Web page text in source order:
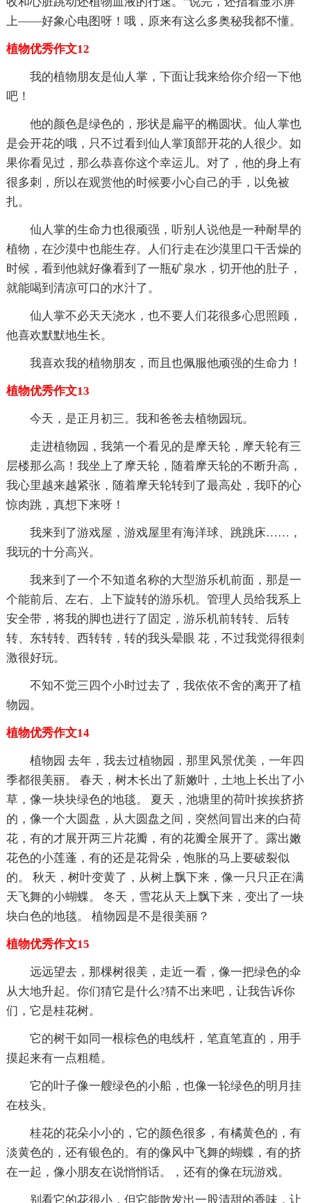
上——好象心电图呀！哦，原来有这么多奥秘我都不懂。
植物优秀作文12
我的植物朋友是仙人掌，下面让我来给你介绍一下他
吧！
他的颜色是绿色的，形状是扁平的椭圆状。仙人掌也
是会开花的哦，只不过看到仙人掌顶部开花的人很少。如
果你看见过，那么恭喜你这个幸运儿。对了，他的身上有
很多刺，所以在观赏他的时候要小心自己的手，以免被
扎。
仙人掌的生命力也很顽强，听别人说他是一种耐旱的
植物，在沙漠中也能生存。人们行走在沙漠里口干舌燥的
时候，看到他就好像看到了一瓶矿泉水，切开他的肚子，
就能喝到清凉可口的水汁了。
仙人掌不必天天浇水，也不要人们花很多心思照顾，
他喜欢默默地生长。
我喜欢我的植物朋友，而且也佩服他顽强的生命力！
植物优秀作文13
今天，是正月初三。我和爸爸去植物园玩。
走进植物园，我第一个看见的是摩天轮，摩天轮有三
层楼那么高！我坐上了摩天轮，随着摩天轮的不断升高，
我心里越来越紧张，随着摩天轮转到了最高处，我吓的心
惊肉跳，真想下来呀！
我来到了游戏屋，游戏屋里有海洋球、跳跳床……，
我玩的十分高兴。
我来到了一个不知道名称的大型游乐机前面，那是一
个能前后、左右、上下旋转的游乐机。管理人员给我系上
安全带，将我的脚也进行了固定，游乐机前转转、后转
转、东转转、西转转，转的我头晕眼 花，不过我觉得很刺
激很好玩。
不知不觉三四个小时过去了，我依依不舍的离开了植
物园。
植物优秀作文14
植物园 去年，我去过植物园，那里风景优美，一年四
季都很美丽。 春天，树木长出了新嫩叶，土地上长出了小
草，像一块块绿色的地毯。 夏天，池塘里的荷叶挨挨挤挤
的，像一个大圆盘，从大圆盘之间，突然间冒出来的白荷
花，有的才展开两三片花瓣，有的花瓣全展开了。露出嫩
花色的小莲蓬，有的还是花骨朵，饱胀的马上要破裂似
的。 秋天，树叶变黄了，从树上飘下来，像一只只正在满
天飞舞的小蝴蝶。 冬天，雪花从天上飘下来，变出了一块
块白色的地毯。 植物园是不是很美丽？
植物优秀作文15
远远望去，那棵树很美，走近一看，像一把绿色的伞
从大地升起。你们猜它是什么?猜不出来吧，让我告诉你
们，它是桂花树。
它的树干如同一根棕色的电线杆，笔直笔直的，用手
摸起来有一点粗糙。
它的叶子像一艘绿色的小船，也像一轮绿色的明月挂
在枝头。
桂花的花朵小小的，它的颜色很多，有橘黄色的，有
淡黄色的，还有银色的。有的像风中飞舞的蝴蝶，有的挤
在一起，像小朋友在说悄悄话。，还有的像在玩游戏。
别看它的花很小，但它能散发出一股清甜的香味，让